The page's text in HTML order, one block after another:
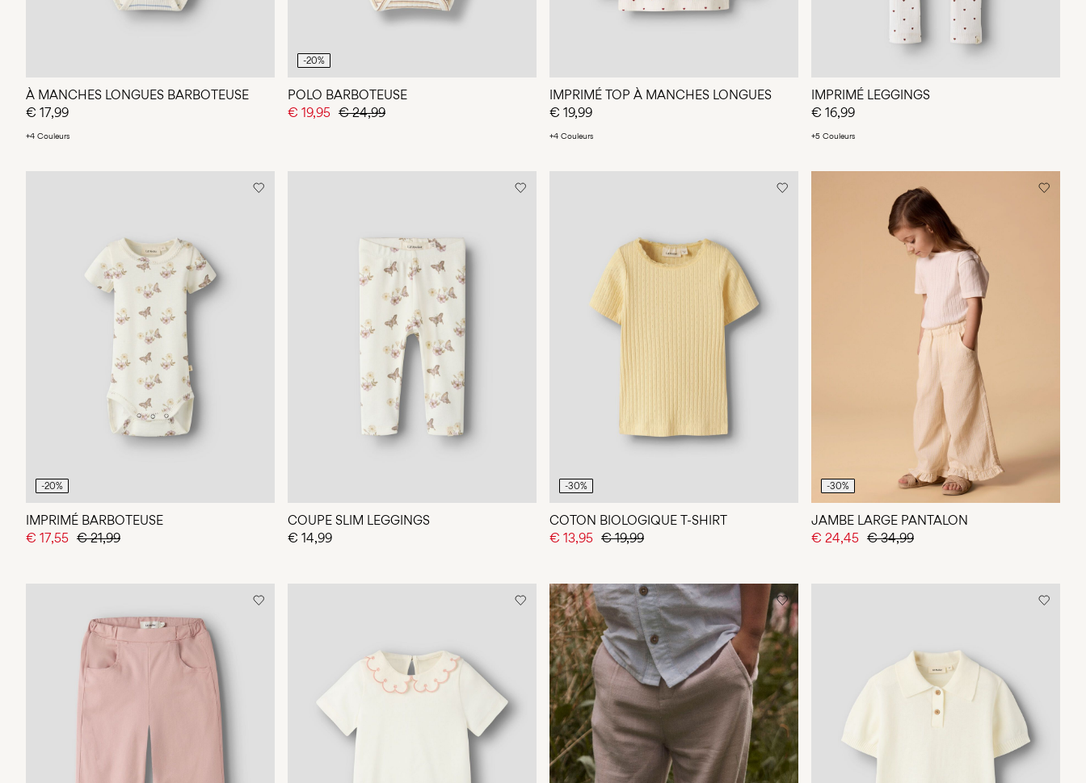
À MANCHES LONGUES BARBOTEUSE
€ 17,99
+4 Couleurs
-20%
POLO BARBOTEUSE
€ 19,95 € 24,99
IMPRIMÉ TOP À MANCHES LONGUES
€ 19,99
+4 Couleurs
IMPRIMÉ LEGGINGS
€ 16,99
+5 Couleurs
-20%
IMPRIMÉ BARBOTEUSE
€ 17,55 € 21,99
COUPE SLIM LEGGINGS
€ 14,99
-30%
COTON BIOLOGIQUE T-SHIRT
€ 13,95 € 19,99
-30%
JAMBE LARGE PANTALON
€ 24,45 € 34,99